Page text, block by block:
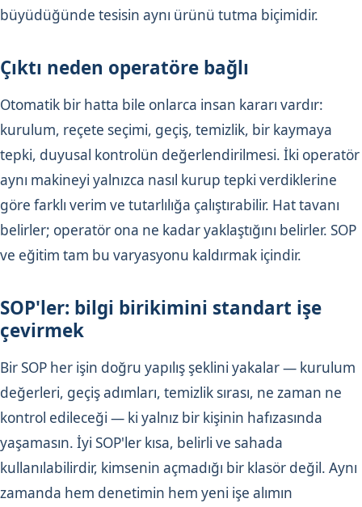
büyüdüğünde tesisin aynı ürünü tutma biçimidir.
Çıktı neden operatöre bağlı
Otomatik bir hatta bile onlarca insan kararı vardır:
kurulum, reçete seçimi, geçiş, temizlik, bir kaymaya
tepki, duyusal kontrolün değerlendirilmesi. İki operatör
aynı makineyi yalnızca nasıl kurup tepki verdiklerine
göre farklı verim ve tutarlılığa çalıştırabilir. Hat tavanı
belirler; operatör ona ne kadar yaklaştığını belirler. SOP
ve eğitim tam bu varyasyonu kaldırmak içindir.
SOP'ler: bilgi birikimini standart işe
çevirmek
Bir SOP her işin doğru yapılış şeklini yakalar — kurulum
değerleri, geçiş adımları, temizlik sırası, ne zaman ne
kontrol edileceği — ki yalnız bir kişinin hafızasında
yaşamasın. İyi SOP'ler kısa, belirli ve sahada
kullanılabilirdir, kimsenin açmadığı bir klasör değil. Aynı
zamanda hem denetimin hem yeni işe alımın